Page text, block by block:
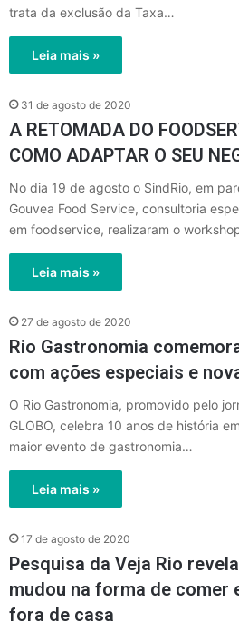
trata da exclusão da Taxa…
Leia mais »
31 de agosto de 2020
A RETOMADA DO
COMO ADAPTAR O SEU
No dia 19 de agosto o SindRio, em
Gouvea Food Service, consultoria
em foodservice, realizaram o
Leia mais »
27 de agosto de 2020
Rio Gastronomia
com ações especiais e
O Rio Gastronomia, promovido pelo
GLOBO, celebra 10 anos de história
maior evento de gastronomia…
Leia mais »
17 de agosto de 2020
Pesquisa da Veja Rio
mudou na forma de comer
fora de casa